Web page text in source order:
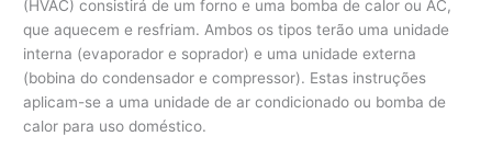
(HVAC) consistirá de um forno e uma bomba de calor ou AC,
que aquecem e resfriam. Ambos os tipos terão uma unidade
interna (evaporador e soprador) e uma unidade externa
(bobina do condensador e compressor). Estas instruções
aplicam-se a uma unidade de ar condicionado ou bomba de
calor para uso doméstico.